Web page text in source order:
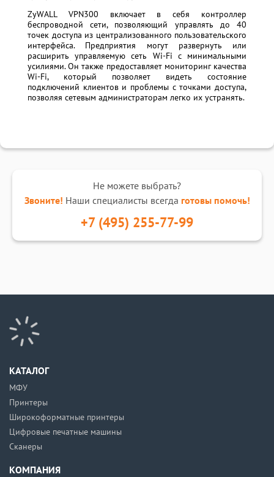
ZyWALL VPN300 включает в себя контроллер
беспроводной сети, позволяющий управлять до 40
точек доступа из централизованного пользовательского
интерфейса. Предприятия могут развернуть или
расширить управляемую сеть Wi-Fi с минимальными
усилиями. Он также предоставляет мониторинг качества
Wi-Fi, который позволяет видеть состояние
подключений клиентов и проблемы с точками доступа,
позволяя сетевым администраторам легко их устранять.
Не можете выбрать?
Звоните! Наши специалисты всегда готовы помочь!
+7 (495) 255-77-99
КАТАЛОГ
МФУ
Принтеры
Широкоформатные принтеры
Цифровые печатные машины
Сканеры
КОМПАНИЯ